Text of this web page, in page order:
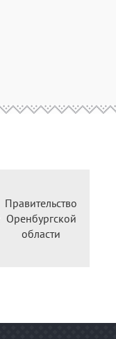
Правительство
Оренбургской
области